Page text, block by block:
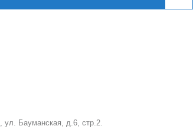
ул. Бауманская, д.6, стр.2.